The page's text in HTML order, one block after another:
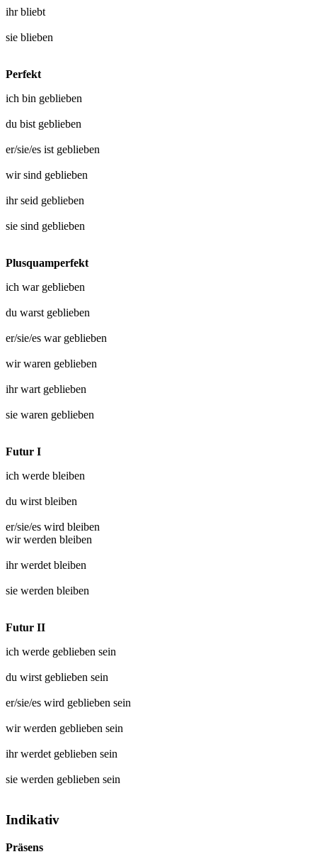
ihrbliebt
sie blieben
Perfekt
ich bin geblieben
du bist geblieben
er/sie/es ist geblieben
wir sind geblieben
ihr seid geblieben
sie sind geblieben
Plusquamperfekt
ich war geblieben
du warst geblieben
er/sie/es war geblieben
wir waren geblieben
ihr wart geblieben
sie waren geblieben
Futur I
ich werde bleiben
du wirstbleiben
er/sie/es wird bleiben
wir werden bleiben
ihr werdetbleiben
sie werden bleiben
Futur II
ich werde geblieben sein
du wirst geblieben sein
er/sie/es wird geblieben sein
wir werden geblieben sein
ihr werdet geblieben sein
sie werden geblieben sein
Indikativ
Präsens